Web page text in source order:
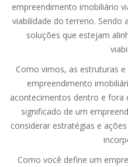
empreendimento imobiliário
viabilidade do terreno. Sendo
soluções que estejam
Como vimos, as estruturas
empreendimento
acontecimentos dentro e fora
significado de um
considerar estratégias e
Como você define um